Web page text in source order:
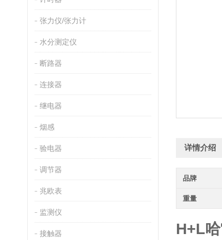
张力仪/张力计
水分测定仪
断路器
连接器
继电器
烟感
验电器
调节器
兆欧表
监测仪
接触器
详情介绍
品牌
重量
H+L